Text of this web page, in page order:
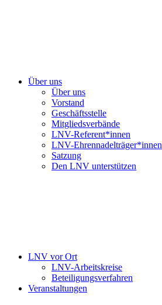
Über uns
Über uns
Vorstand
Geschäftsstelle
Mitgliedsverbände
LNV-Referent*innen
LNV-Ehrennadelträger*innen
Satzung
Den LNV unterstützen
LNV vor Ort
LNV-Arbeitskreise
Beteiligungsverfahren
Veranstaltungen